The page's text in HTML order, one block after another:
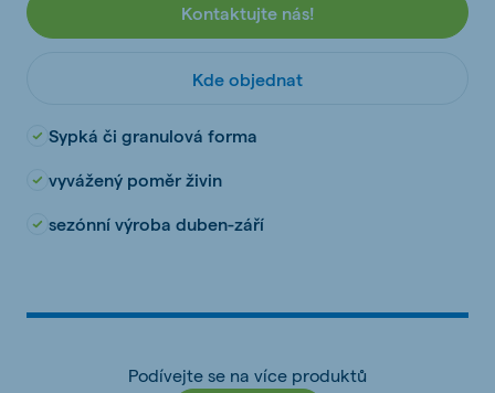
Kontaktujte nás!
Kde objednat
Sypká či granulová forma
vyvážený poměr živin
sezónní výroba duben-září
Podívejte se na více produktů